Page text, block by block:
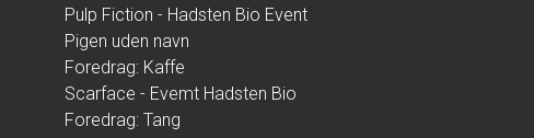
Pulp Fiction - Hadsten Bio Event
Pigen uden navn
Foredrag: Kaffe
Scarface - Evemt Hadsten Bio
Foredrag: Tang